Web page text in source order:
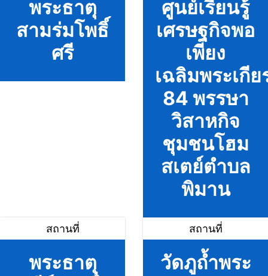
พระธาตุ
สามร่มโพธิ์
ศรี
ศูนย์เรียนรู้
เศรษฐกิจพอ
เพียง
เฉลิมพระเกีย
84 พรรษา
วิสาหกิจ
ชุมชนโฮม
สเตย์ตำบล
พิมาน
สถานที่
พระธาตุ
สถานที่
วัดภูถ้ำพระ